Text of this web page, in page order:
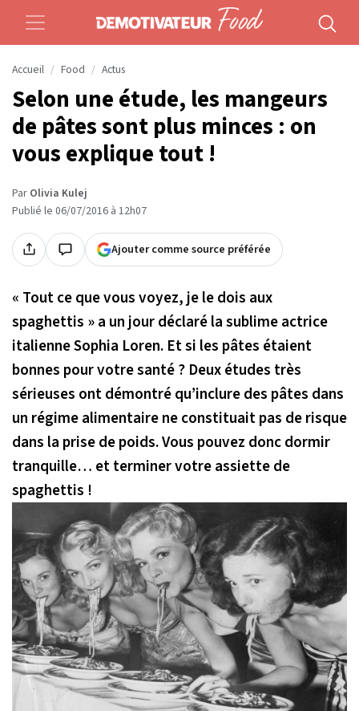
Accueil Food Actus
Selon une étude, les mangeurs
de pâtes sont plus minces : on
vous explique tout !
Par Olivia Kulej
Publié le 06/07/2016 à 12h07
Ajouter comme source préférée
« Tout ce que vous voyez, je le dois aux
spaghettis »a un jour déclaré la sublime actrice
italienne Sophia Loren. Et si les pâtes étaient
bonnes pour votre santé ? Deux études très
sérieuses ont démontré qu’inclure des pâtes dans
un régime alimentaire ne constituait pas de risque
dans la prise de poids. Vous pouvez donc dormir
tranquille… et terminer votre assiette de
spaghettis !